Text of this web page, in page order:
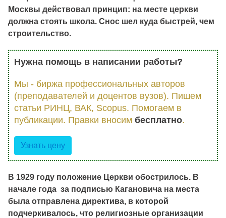
Москвы действовал принцип: на месте церкви
должна стоять школа. Снос шел куда быстрей, чем
строительство.
Нужна помощь в написании работы?
Мы - биржа профессиональных авторов
(преподавателей и доцентов вузов). Пишем
статьи РИНЦ, ВАК, Scopus. Помогаем в
публикации. Правки вносим бесплатно.
Узнать цену
В 1929 году положение Церкви обострилось. В
начале года за подписью Кагановича на места
была отправлена директива, в которой
подчеркивалось, что религиозные организации